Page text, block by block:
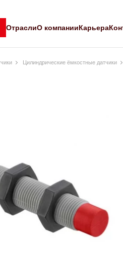
ОтраслиО компанииКарьера
Цилиндрические ёмкостные датчики